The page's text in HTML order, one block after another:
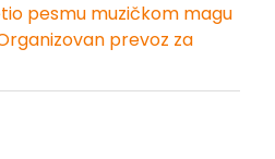
pesmu muzičkom magu
prevoz za